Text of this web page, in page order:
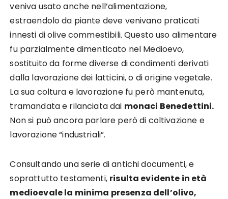
veniva usato anche nell’alimentazione,
estraendolo da piante deve venivano praticati
innesti di olive commestibili. Questo uso alimentare
fu parzialmente dimenticato nel Medioevo,
sostituito da forme diverse di condimenti derivati
dalla lavorazione dei latticini, o di origine vegetale.
La sua coltura e lavorazione fu però mantenuta,
tramandata e rilanciata dai monaci Benedettini.
Non si può ancora parlare però di coltivazione e
lavorazione “industriali”.
Consultando una serie di antichi documenti, e
soprattutto testamenti, risulta evidente in età
medioevale la minima presenza dell’olivo,